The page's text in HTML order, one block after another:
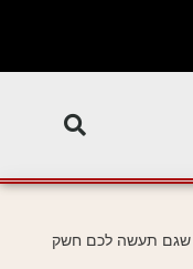
שגם תעשה לכם חשק